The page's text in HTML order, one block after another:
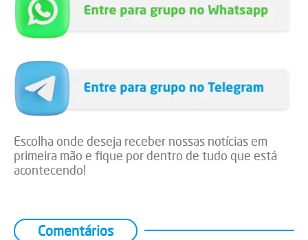
Escolha onde deseja receber nossas notícias em
primeira mão e fique por dentro de tudo que está
acontecendo!
Comentários